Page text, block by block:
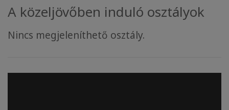
A közeljövőben induló osztályok
Nincs megjeleníthető osztály.